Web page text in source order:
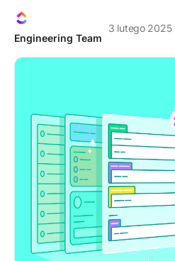
Engineering Team
3 lutego 2025